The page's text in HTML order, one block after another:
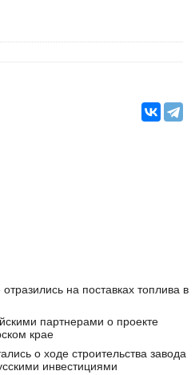
на поставках топлива в
партнерами о проекте
крае
о ходе строительства завода
инвестициями